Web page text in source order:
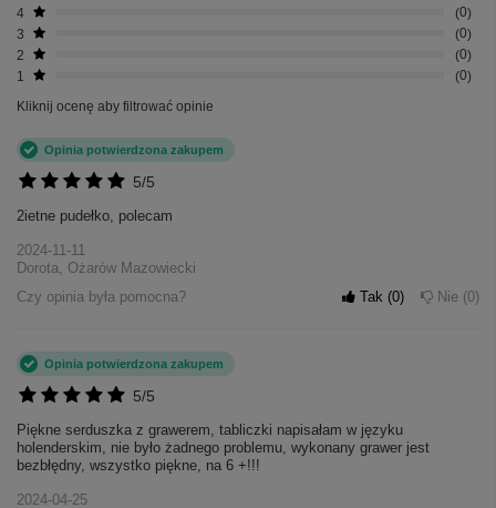
4
0
3
0
2
0
1
0
Kliknij ocenę aby filtrować opinie
5/5
Opinia potwierdzona zakupem
2ietne pudełko, polecam
2024-11-11
Dorota, Ożarów Mazowiecki
Czy opinia była pomocna?
Tak 0 Nie 0
5/5
Opinia potwierdzona zakupem
Piękne serduszka z grawerem, tabliczki napisałam w języku
holenderskim, nie było żadnego problemu, wykonany grawer jest
bezbłędny, wszystko piękne, na 6 +!!!
2024-04-25